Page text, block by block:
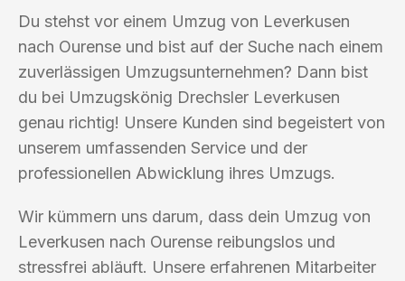
Du stehst vor einem Umzug von Leverkusen
nach Ourense und bist auf der Suche nach einem
zuverlässigen Umzugsunternehmen? Dann bist
du bei Umzugskönig Drechsler Leverkusen
genau richtig! Unsere Kunden sind begeistert von
unserem umfassenden Service und der
professionellen Abwicklung ihres Umzugs.
Wir kümmern uns darum, dass dein Umzug von
Leverkusen nach Ourense reibungslos und
stressfrei abläuft. Unsere erfahrenen Mitarbeiter